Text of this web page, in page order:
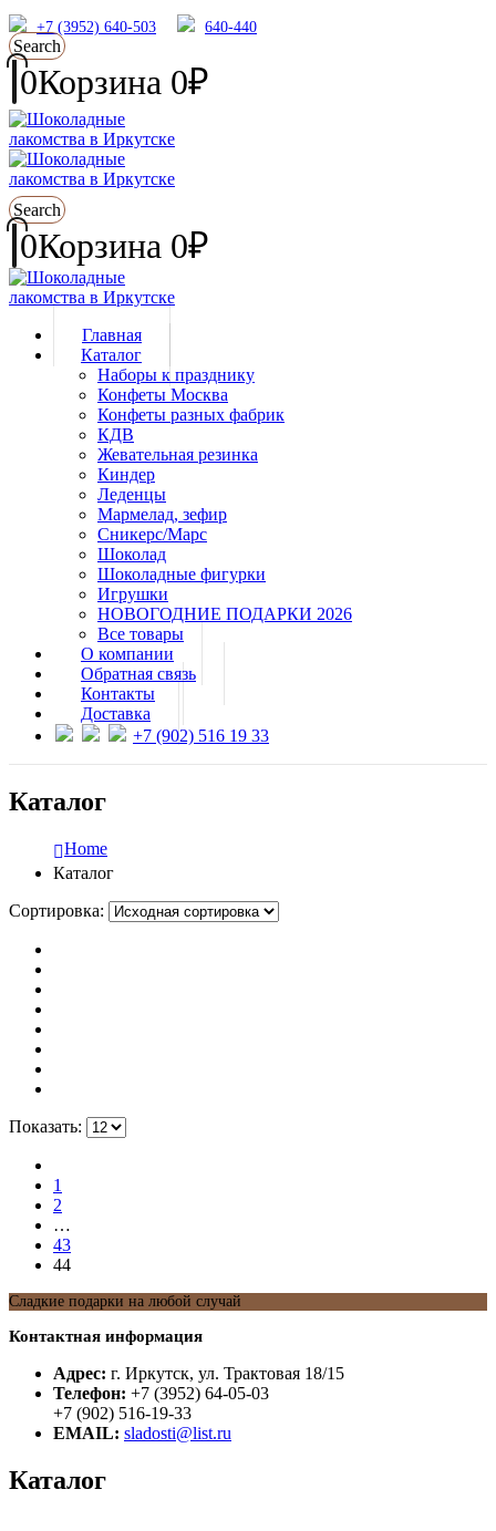
+7 (3952) 640-503 640-440
Search
0Корзина 0₽
Search
0Корзина 0₽
Главная
Каталог
Наборы к празднику
Конфеты Москва
Конфеты разных фабрик
КДВ
Жевательная резинка
Киндер
Леденцы
Мармелад, зефир
Сникерс/Марс
Шоколад
Шоколадные фигурки
Игрушки
НОВОГОДНИЕ ПОДАРКИ 2026
Все товары
О компании
Обратная связь
Контакты
Доставка
+7 (902) 516 19 33
Каталог
Home
Каталог
Сортировка:
Показать:
1
2
…
43
44
Сладкие подарки на любой случай
Контактная информация
Адрес: г. Иркутск, ул. Трактовая 18/15
Телефон: +7 (3952) 64-05-03
+7 (902) 516-19-33
EMAIL: sladosti@list.ru
Каталог